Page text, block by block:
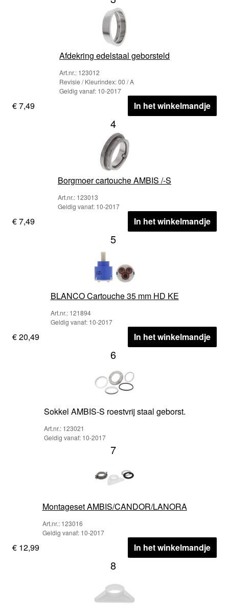
Afdekring edelstaal geborsteld
Art.nr.: 123012
Revisie / Kleurindex: 00 / A
Geldig vanaf: 10-2017
€ 7,49 In het winkelmandje
4
Borgmoer cartouche AMBIS /-S
Art.nr.: 123013
Geldig vanaf: 10-2017
€ 7,49 In het winkelmandje
5
BLANCO Cartouche 35 mm HD KE
Art.nr.: 121894
Geldig vanaf: 10-2017
€ 20,49 In het winkelmandje
6
Sokkel AMBIS-S roestvrij staal geborst.
Art.nr.: 123021
Geldig vanaf: 10-2017
7
Montageset AMBIS/CANDOR/LANORA
Art.nr.: 123016
Geldig vanaf: 10-2017
€ 12,99 In het winkelmandje
8